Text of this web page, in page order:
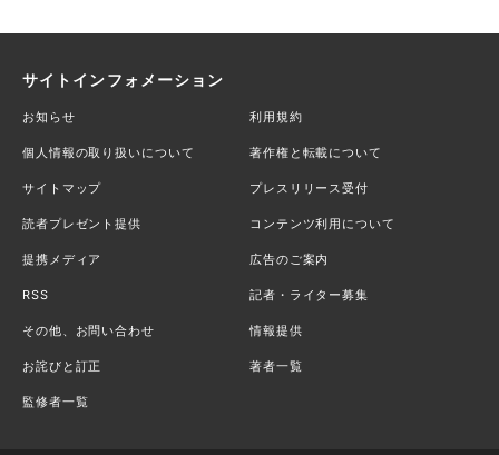
サイトインフォメーション
お知らせ 利用規約
個人情報の取り扱いについて 著作権と転載について
サイトマップ プレスリリース受付
読者プレゼント提供 コンテンツ利用について
提携メディア 広告のご案内
RSS 記者・ライター募集
その他、お問い合わせ 情報提供
お詫びと訂正 著者一覧
監修者一覧